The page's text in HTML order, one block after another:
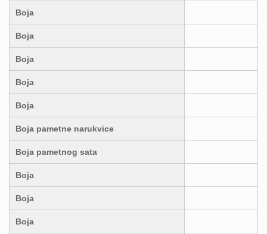
Boja
Boja
Boja
Boja
Boja
Boja pametne narukvice
Boja pametnog sata
Boja
Boja
Boja